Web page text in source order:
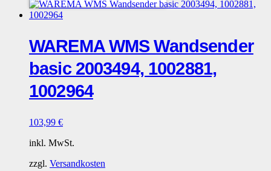
WAREMA WMS Wandsender
basic 2003494, 1002881,
1002964
103,99 €
inkl. MwSt.
zzgl. Versandkosten